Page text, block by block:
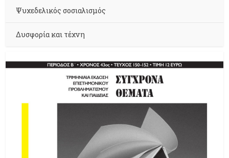
Ψυχεδελικός σοσιαλισμός
Δυσφορία και τέχνη